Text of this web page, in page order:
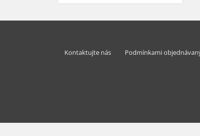
Kontaktujte nás Podmínkami